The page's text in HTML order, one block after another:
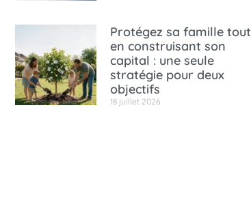
Protégez sa famille tout
en construisant son
capital : une seule
stratégie pour deux
objectifs
18 juillet 2026